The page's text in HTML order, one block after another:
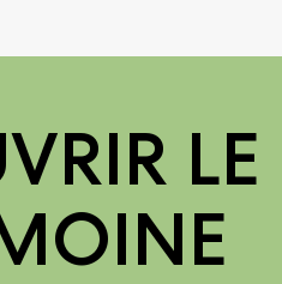
LE